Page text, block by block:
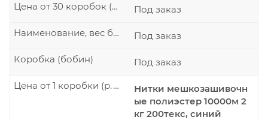
Под заказ
Цена от 30 коробок (р./шт.)
Под заказ
Наименование, вес бобины
Под заказ
Коробка (бобин)
Нитки мешкозашивочн
ые полиэстер 10000м 2
кг 200текс, синий
Цена от 1 коробки (р./шт.)